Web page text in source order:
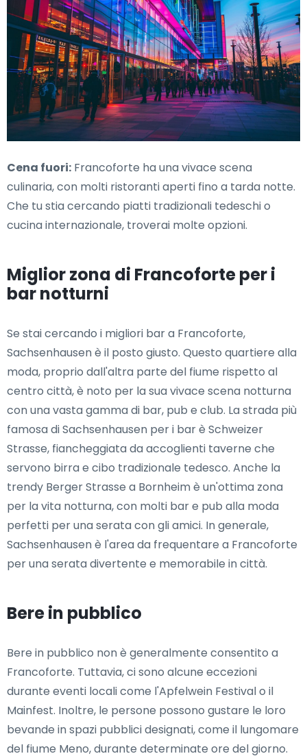
Cena fuori: Francoforte ha una vivace scena
culinaria, con molti ristoranti aperti fino a tarda notte.
Che tu stia cercando piatti tradizionali tedeschi o
cucina internazionale, troverai molte opzioni.
Miglior zona di Francoforte per i
bar notturni
Se stai cercando i migliori bar a Francoforte,
Sachsenhausen è il posto giusto. Questo quartiere alla
moda, proprio dall'altra parte del fiume rispetto al
centro città, è noto per la sua vivace scena notturna
con una vasta gamma di bar, pub e club. La strada più
famosa di Sachsenhausen per i bar è Schweizer
Strasse, fiancheggiata da accoglienti taverne che
servono birra e cibo tradizionale tedesco. Anche la
trendy Berger Strasse a Bornheim è un'ottima zona
per la vita notturna, con molti bar e pub alla moda
perfetti per una serata con gli amici. In generale,
Sachsenhausen è l'area da frequentare a Francoforte
per una serata divertente e memorabile in città.
Bere in pubblico
Bere in pubblico non è generalmente consentito a
Francoforte. Tuttavia, ci sono alcune eccezioni
durante eventi locali come l'Apfelwein Festival o il
Mainfest. Inoltre, le persone possono gustare le loro
bevande in spazi pubblici designati, come il lungomare
del fiume Meno, durante determinate ore del giorno.